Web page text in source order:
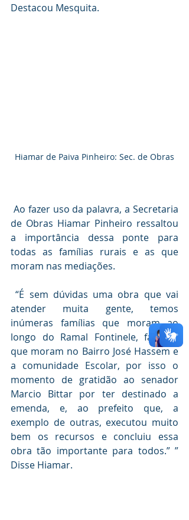
Destacou Mesquita.
Hiamar de Paiva Pinheiro: Sec. de Obras
Ao fazer uso da palavra, a Secretaria
de Obras Hiamar Pinheiro ressaltou
a importância dessa ponte para
todas as famílias rurais e as que
moram nas mediações.
“É sem dúvidas uma obra que vai
atender muita gente, temos
inúmeras famílias que moram ao
longo do Ramal Fontinele, famílias
que moram no Bairro José Hassem e
a comunidade Escolar, por isso o
momento de gratidão ao senador
Marcio Bittar por ter destinado a
emenda, e, ao prefeito que, a
exemplo de outras, executou muito
bem os recursos e concluiu essa
obra tão importante para todos.” ”
Disse Hiamar.